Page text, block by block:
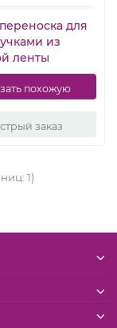
для
из
ленты
похожую
заказ
1)